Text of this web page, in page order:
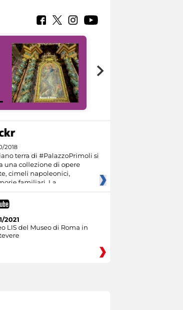
2018
terra di #PalazzoPrimoli si
una collezione di opere
cimeli napoleonici,
familiari. La
2021
LIS del Museo di Roma in